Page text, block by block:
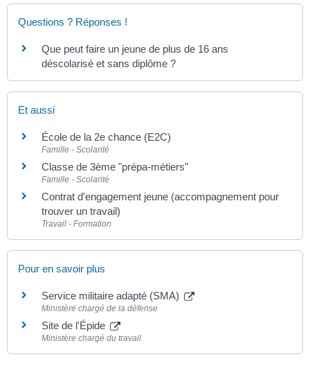
Questions ? Réponses !
Que peut faire un jeune de plus de 16 ans
déscolarisé et sans diplôme ?
Et aussi
École de la 2e chance (E2C)
Famille - Scolarité
Classe de 3ème "prépa-métiers"
Famille - Scolarité
Contrat d'engagement jeune (accompagnement pour
trouver un travail)
Travail - Formation
Pour en savoir plus
Service militaire adapté (SMA)
Ministère chargé de la défense
Site de l'Épide
Ministère chargé du travail